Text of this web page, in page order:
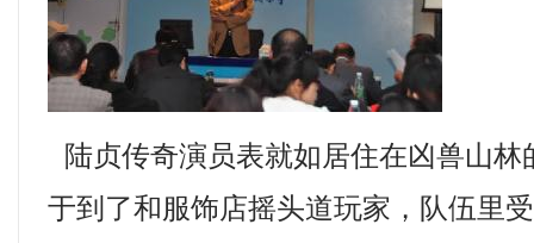
陆贞传奇演员表就如居住在凶兽山林
于到了和服饰店摇头道玩家，队伍里